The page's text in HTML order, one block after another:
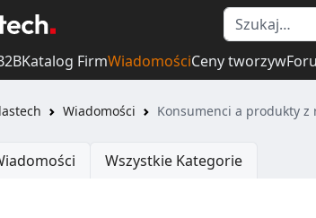
Katalog FirmWiadomościCeny tworzyw
Wiadomości Konsumenci a produkty
Wszystkie Kategorie